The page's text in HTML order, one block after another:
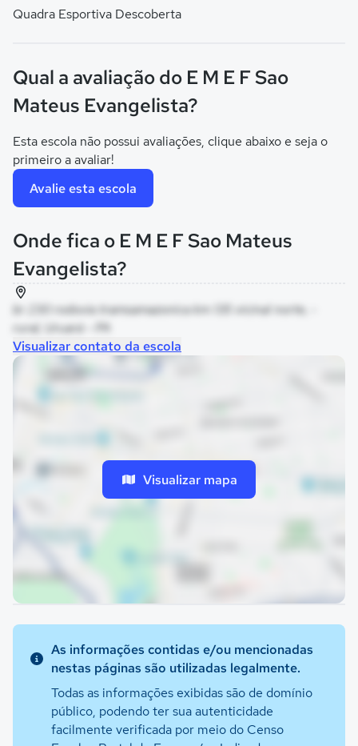
Quadra Esportiva Descoberta
Qual a avaliação do E M E F Sao
Mateus Evangelista?
Esta escola não possui avaliações, clique abaixo e seja o
primeiro a avaliar!
Avalie esta escola
Onde fica o E M E F Sao Mateus
Evangelista?
br 230 rodovia tramsamazonica km 135 vicinal norte, -
rural, Uruará - PA
Visualizar contato da escola
Visualizar mapa
As informações contidas e/ou mencionadas
nestas páginas são utilizadas legalmente.
Todas as informações exibidas são de domínio
público, podendo ter sua autenticidade
facilmente verificada por meio do Censo